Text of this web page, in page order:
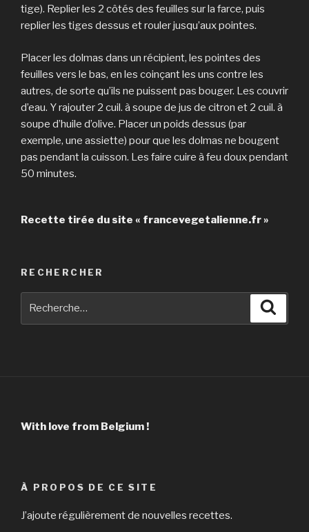
tige). Replier les 2 côtés des feuilles sur la farce, puis
replier les tiges dessus et rouler jusqu’aux pointes.
Placer les dolmas dans un récipient, les pointes des
feuilles vers le bas, en les coinçant les uns contre les
autres, de sorte qu’ils ne puissent pas bouger. Les couvrir
d’eau. Y rajouter 2 cuil. à soupe de jus de citron et 2 cuil. à
soupe d’huile d’olive. Placer un poids dessus (par
exemple, une assiette) pour que les dolmas ne bougent
pas pendant la cuisson. Les faire cuire à feu doux pendant
50 minutes.
Recette tirée du site « francevegetalienne.fr »
RECHERCHER
With love from Belgium !
À PROPOS DE CE SITE
J’ajoute régulièrement de nouvelles recettes.